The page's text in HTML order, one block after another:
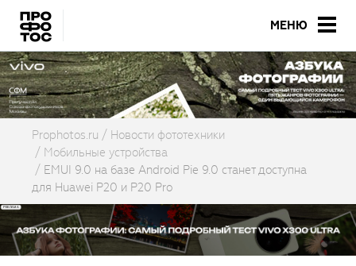
МЕНЮ
Prophotos.ru
Новости фототехники
Мобильные устройства
EMUI 9.0 на базе Android Pie 9.0 станет доступна
для Huawei P20 и P20 Pro